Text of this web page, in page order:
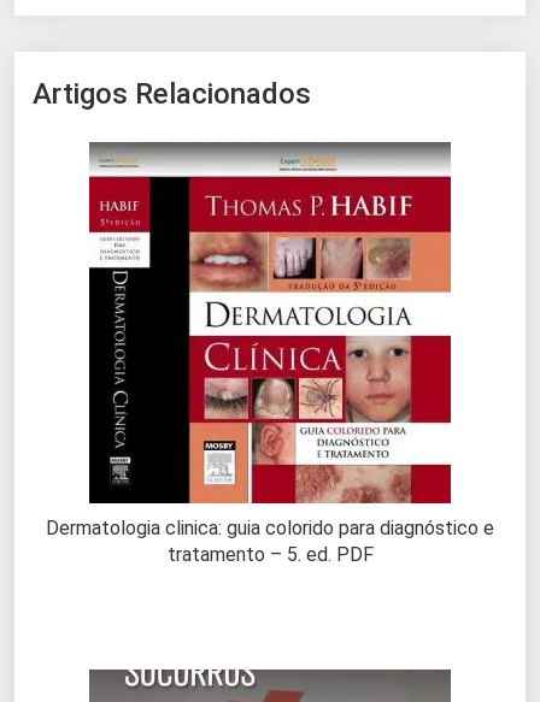
Artigos Relacionados
Dermatologia clinica: guia colorido para diagnóstico e
tratamento – 5. ed. PDF